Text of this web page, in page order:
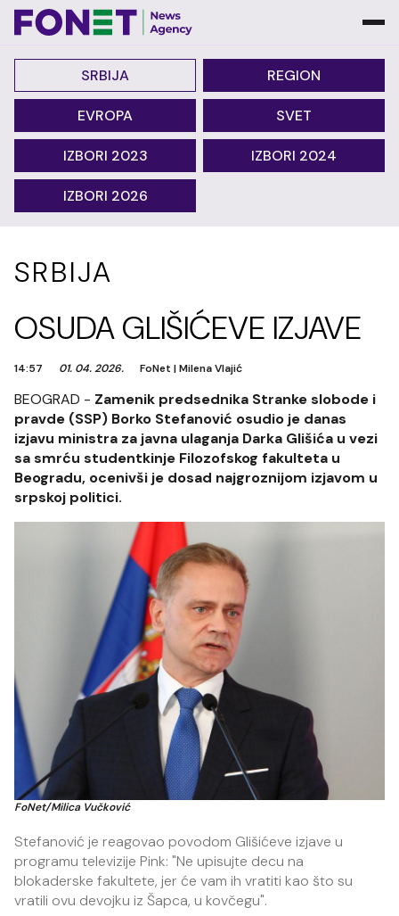
SRBIJA REGION
EVROPA SVET
IZBORI 2023 IZBORI 2024
IZBORI 2026
SRBIJA
OSUDA GLIŠIĆEVE IZJAVE
14:57 01. 04. 2026. FoNet |Milena Vlajić
BEOGRAD - Zamenik predsednika Stranke slobode i
pravde (SSP) Borko Stefanović osudio je danas
izjavu ministra za javna ulaganja Darka Glišića u vezi
sa smrću studentkinje Filozofskog fakulteta u
Beogradu, ocenivši je dosad najgroznijom izjavom u
srpskoj politici.
FoNet/Milica Vučković
Stefanović je reagovao povodom Glišićeve izjave u
programu televizije Pink: "Ne upisujte decu na
blokaderske fakultete, jer će vam ih vratiti kao što su
vratili ovu devojku iz Šapca, u kovčegu".